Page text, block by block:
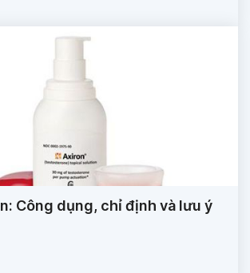
Công dụng, chỉ định và lưu ý